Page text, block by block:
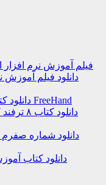
دانلود فیلم آموزش
دانلود کتاب کاربر FreeHand
دانلود کتاب ۸ ترفند
دانلود شماره صفرم
دانلود کتاب